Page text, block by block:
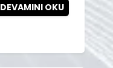
DEVAMINI OKU